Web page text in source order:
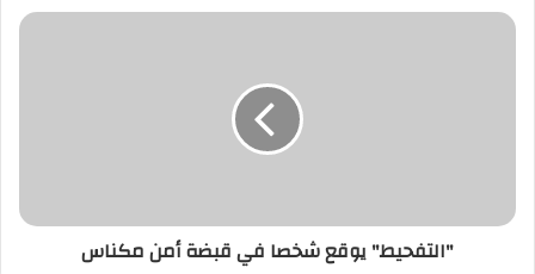
"التفحيط"
"التفحيط" يوقع شخصا في قبضة أمن مكناس